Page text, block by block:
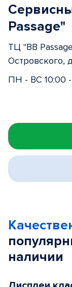
Passage"
ТЦ "BB
Островского,
ПН - ВС 10:00
1
of
3
наличии